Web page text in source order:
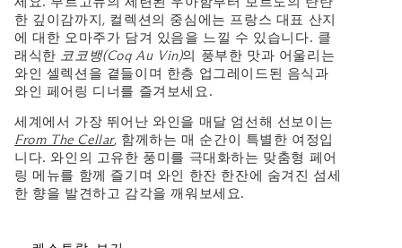
한 깊이감까지, 컬렉션의 중심에는 프랑스 대표 산지
에 대한 오마주가 담겨 있음을 느낄 수 있습니다. 클
래식한 코코뱅(Coq Au Vin)의 풍부한 맛과 어울리는
와인 셀렉션을 곁들이며 한층 업그레이드된 음식과
와인 페어링 디너를 즐겨보세요.
세계에서 가장 뛰어난 와인을 매달 엄선해 선보이는
From The Cellar, 함께하는 매 순간이 특별한 여정입
니다. 와인의 고유한 풍미를 극대화하는 맞춤형 페어
링 메뉴를 함께 즐기며 와인 한잔 한잔에 숨겨진 섬세
한 향을 발견하고 감각을 깨워보세요.